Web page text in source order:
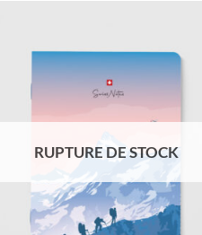
RUPTURE DE STOCK